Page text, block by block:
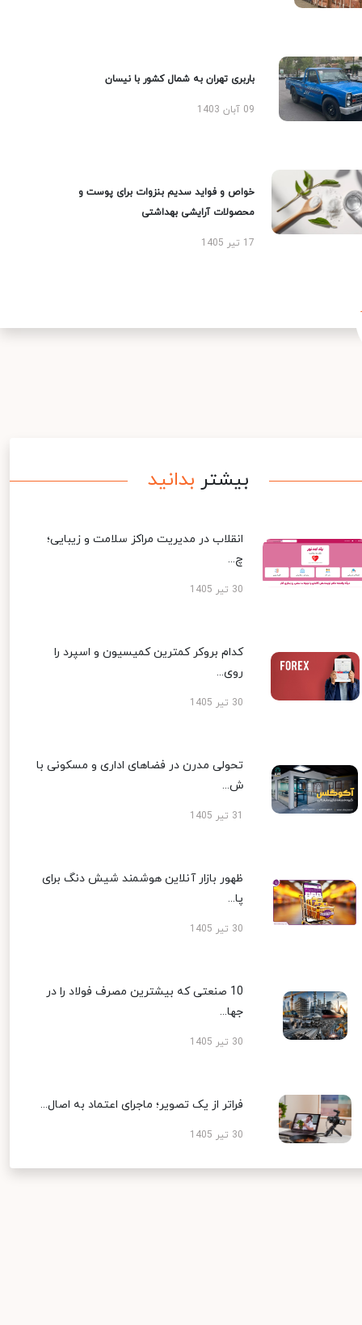
باربری تهران به شمال کشور با نیسان
09 آبان 1403
خواص و فواید سدیم بنزوات برای پوست و
محصولات آرایشی بهداشتی
17 تیر 1405
بیشتر بدانید
انقلاب در مدیریت مراکز سلامت و زیبایی؛
چ...
30 تیر 1405
کدام بروکر کمترین کمیسیون و اسپرد را
روی...
30 تیر 1405
تحولی مدرن در فضاهای اداری و مسکونی با
ش...
ظهور بازار آنلاین هوشمند شیش دنگ برای
پا...
30 تیر 1405
10 صنعتی که بیشترین مصرف فولاد را در
جها...
30 تیر 1405
فراتر از یک تصویر؛ ماجرای اعتماد به اصال...
30 تیر 1405